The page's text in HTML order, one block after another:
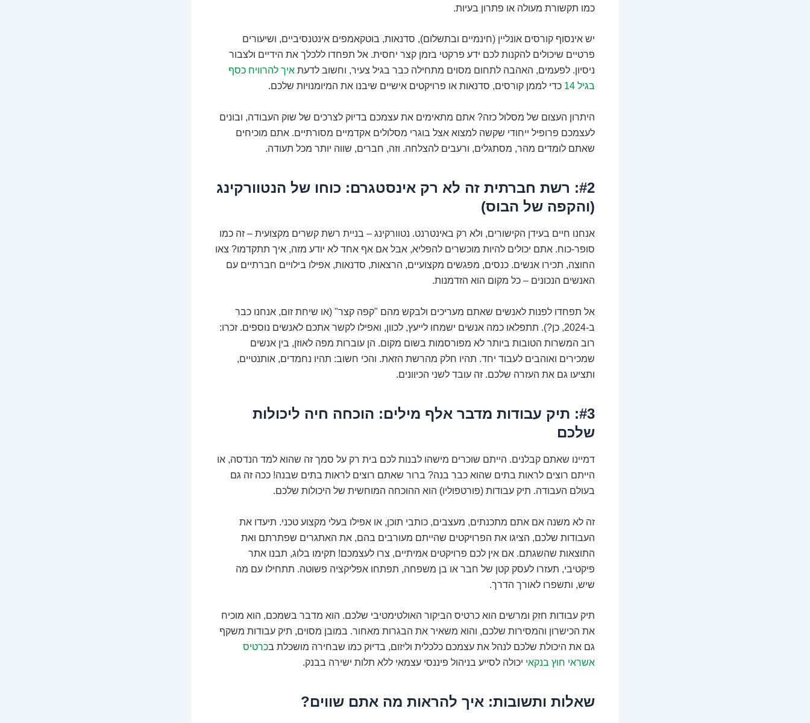
כמו תקשורת מעולה או פתרון בעיות.
יש אינסוף קורסים אונליין (חינמיים ובתשלום), סדנאות, בוטקאמפים אינטנסיביים, ושיעורים
פרטיים שיכולים להקנות לכם ידע פרקטי בזמן קצר יחסית. אל תפחדו ללכלך את הידיים ולצבור
ניסיון. לפעמים, האהבה לתחום מסוים מתחילה כבר בגיל צעיר, וחשוב לדעת איך להרוויח כסף
בגיל 14
כדי לממן קורסים, סדנאות או פרויקטים אישיים שיבנו את המיומנויות שלכם.
היתרון העצום של מסלול כזה? אתם מתאימים את עצמכם בדיוק לצרכים של שוק העבודה, ובונים
לעצמכם פרופיל ייחודי שקשה למצוא אצל בוגרי מסלולים אקדמיים מסורתיים. אתם מוכיחים
שאתם לומדים מהר, מסתגלים, ורעבים להצלחה. וזה, חברים, שווה יותר מכל תעודה.
#2: רשת חברתית זה לא רק אינסטגרם: כוחו של הנטוורקינג
(והקפה של הבוס)
אנחנו חיים בעידן הקישורים, ולא רק באינטרנט. נטוורקינג – בניית רשת קשרים מקצועית – זה כמו
סופר-כוח. אתם יכולים להיות מוכשרים להפליא, אבל אם אף אחד לא יודע מזה, איך תתקדמו? צאו
החוצה, תכירו אנשים. כנסים, מפגשים מקצועיים, הרצאות, סדנאות, אפילו בילויים חברתיים עם
האנשים הנכונים – כל מקום הוא הזדמנות.
אל תפחדו לפנות לאנשים שאתם מעריכים ולבקש מהם "קפה קצר" (או שיחת זום, אנחנו כבר
ב-2024, כן?). תתפלאו כמה אנשים ישמחו לייעץ, לכוון, ואפילו לקשר אתכם לאנשים נוספים. זכרו:
רוב המשרות הטובות ביותר לא מפורסמות בשום מקום. הן עוברות מפה לאוזן, בין אנשים
שמכירים ואוהבים לעבוד יחד. תהיו חלק מהרשת הזאת. והכי חשוב: תהיו נחמדים, אותנטיים,
ותציעו גם את העזרה שלכם. זה עובד לשני הכיוונים.
#3: תיק עבודות מדבר אלף מילים: הוכחה חיה ליכולות
שלכם
דמיינו שאתם קבלנים. הייתם שוכרים מישהו לבנות לכם בית רק על סמך זה שהוא למד הנדסה, או
הייתם רוצים לראות בתים שהוא כבר בנה? ברור שאתם רוצים לראות בתים שבנה! ככה זה גם
בעולם העבודה. תיק עבודות (פורטפוליו) הוא ההוכחה המוחשית של היכולות שלכם.
זה לא משנה אם אתם מתכנתים, מעצבים, כותבי תוכן, או אפילו בעלי מקצוע טכני. תיעדו את
העבודות שלכם, הציגו את הפרויקטים שהייתם מעורבים בהם, את האתגרים שפתרתם ואת
התוצאות שהשגתם. אם אין לכם פרויקטים אמיתיים, צרו לעצמכם! תקימו בלוג, תבנו אתר
פיקטיבי, תעזרו לעסק קטן של חבר או בן משפחה, תפתחו אפליקציה פשוטה. תתחילו עם מה
שיש, ותשפרו לאורך הדרך.
תיק עבודות חזק ומרשים הוא כרטיס הביקור האולטימטיבי שלכם. הוא מדבר בשמכם, הוא מוכיח
את הכישרון והמסירות שלכם, והוא משאיר את הבגרות מאחור. במובן מסוים, תיק עבודות משקף
גם את היכולת שלכם לנהל את עצמכם כלכלית וליזום, בדיוק כמו שבחירה מושכלת בכרטיס
אשראי חוץ בנקאי יכולה לסייע בניהול פיננסי עצמאי ללא תלות ישירה בבנק.
שאלות ותשובות: איך להראות מה אתם שווים?